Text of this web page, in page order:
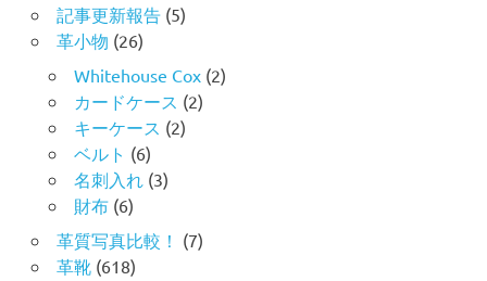
記事更新報告(5)
革小物 (26)
Whitehouse Cox(2)
カードケース (2)
キーケース (2)
ベルト (6)
名刺入れ (3)
財布(6)
革質写真比較！ (7)
革靴(618)